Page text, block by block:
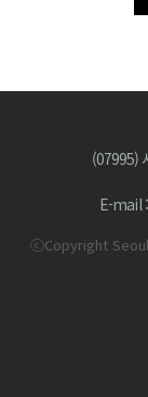
(07995)
E-mail
ⓒCopyright